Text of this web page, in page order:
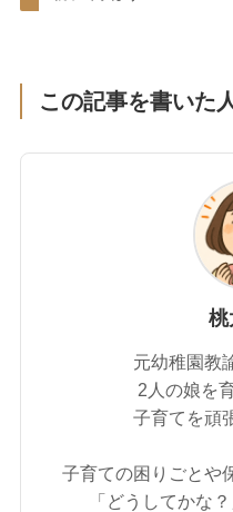
この記事を書いた
桃
元幼稚園教
2人の娘を
子育てを頑
子育ての困りごとや
「どうしてかな